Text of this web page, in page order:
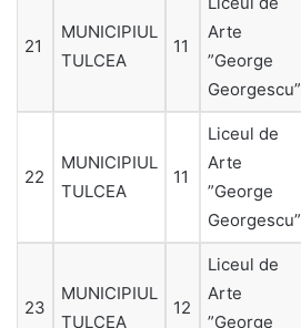
21
MUNICIPIUL
TULCEA
11
Arte
”George
Georgescu”
22
MUNICIPIUL
TULCEA
11
Liceul de
Arte
”George
Georgescu”
23
MUNICIPIUL
TULCEA
12
Liceul de
Arte
”George